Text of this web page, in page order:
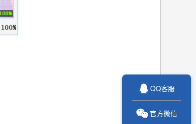
 QQ客服
 官方微信